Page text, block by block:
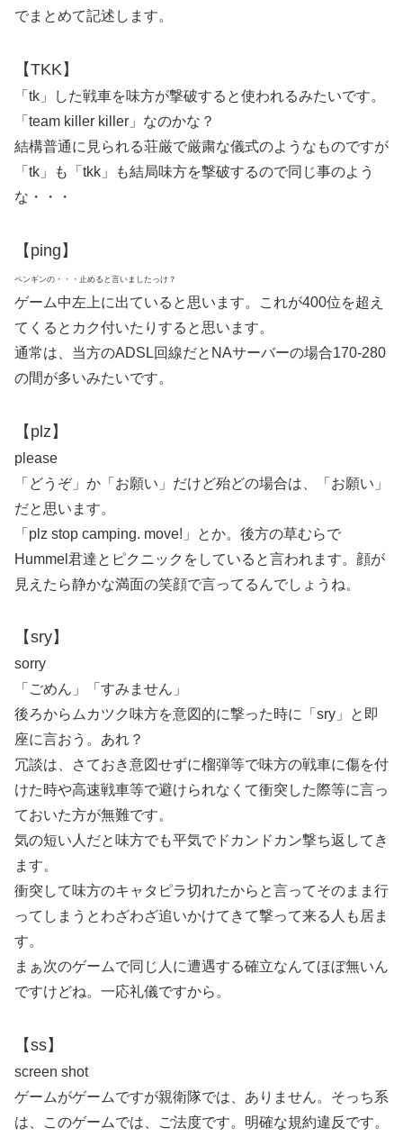
でまとめて記述します。
【TKK】
「tk」した戦車を味方が撃破すると使われるみたいです。
「team killer killer」なのかな？
結構普通に見られる荘厳で厳粛な儀式のようなものですが
「tk」も「tkk」も結局味方を撃破するので同じ事のよう
な・・・
【ping】
ペンギンの・・・止めると言いましたっけ？
ゲーム中左上に出ていると思います。これが400位を超え
てくるとカク付いたりすると思います。
通常は、当方のADSL回線だとNAサーバーの場合170-280
の間が多いみたいです。
【plz】
please
「どうぞ」か「お願い」だけど殆どの場合は、「お願い」
だと思います。
「plz stop camping. move!」とか。後方の草むらで
Hummel君達とピクニックをしていると言われます。顔が
見えたら静かな満面の笑顔で言ってるんでしょうね。
【sry】
sorry
「ごめん」「すみません」
後ろからムカツク味方を意図的に撃った時に「sry」と即
座に言おう。あれ？
冗談は、さておき意図せずに榴弾等で味方の戦車に傷を付
けた時や高速戦車等で避けられなくて衝突した際等に言っ
ておいた方が無難です。
気の短い人だと味方でも平気でドカンドカン撃ち返してき
ます。
衝突して味方のキャタピラ切れたからと言ってそのまま行
ってしまうとわざわざ追いかけてきて撃って来る人も居ま
す。
まぁ次のゲームで同じ人に遭遇する確立なんてほぼ無いん
ですけどね。一応礼儀ですから。
【ss】
screen shot
ゲームがゲームですが親衛隊では、ありません。そっち系
は、このゲームでは、ご法度です。明確な規約違反です。